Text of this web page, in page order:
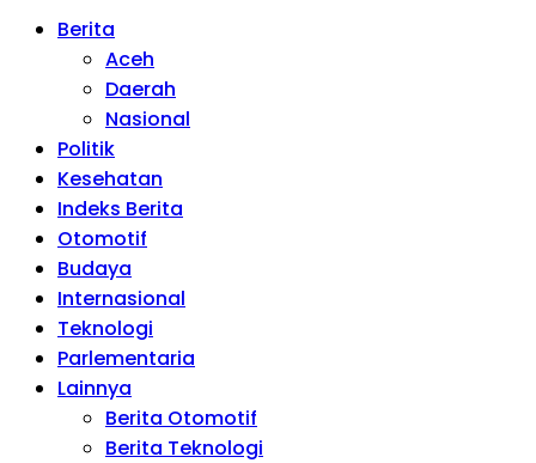
Berita
Aceh
Daerah
Nasional
Politik
Kesehatan
Indeks Berita
Otomotif
Budaya
Internasional
Teknologi
Parlementaria
Lainnya
Berita Otomotif
Berita Teknologi